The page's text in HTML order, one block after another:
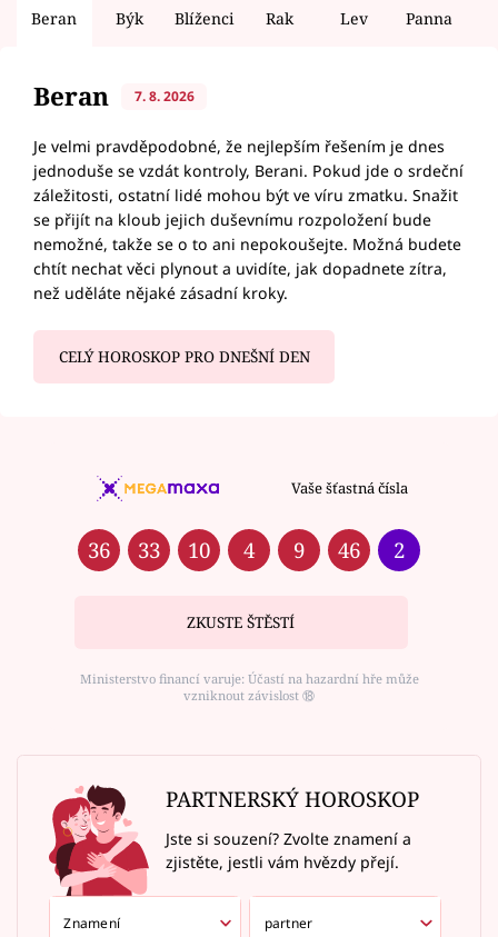
Beran Býk Blíženci Rak Lev Panna
Beran 7. 8. 2026
Je velmi pravděpodobné, že nejlepším řešením je dnes
jednoduše se vzdát kontroly, Berani. Pokud jde o srdeční
záležitosti, ostatní lidé mohou být ve víru zmatku. Snažit
se přijít na kloub jejich duševnímu rozpoložení bude
nemožné, takže se o to ani nepokoušejte. Možná budete
chtít nechat věci plynout a uvidíte, jak dopadnete zítra,
než uděláte nějaké zásadní kroky.
CELÝ HOROSKOP PRO DNEŠNÍ DEN
Vaše šťastná čísla
36 33 10 4 9 46 2
ZKUSTE ŠTĚSTÍ
Ministerstvo financí varuje: Účastí na hazardní hře může
vzniknout závislost ⑱
PARTNERSKÝ HOROSKOP
Jste si souzení? Zvolte znamení a
zjistěte, jestli vám hvězdy přejí.